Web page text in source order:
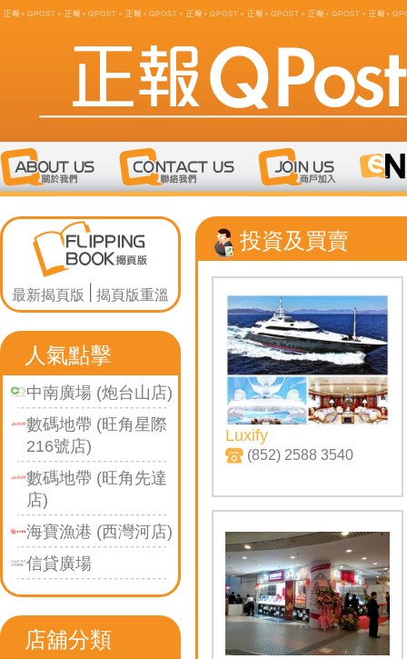
最新揭頁版 揭頁版重溫
人氣點擊
中南廣場 (炮台山店)
數碼地帶 (旺角星際
216號店)
數碼地帶 (旺角先達
店)
海寶漁港 (西灣河店)
信貸廣場
店舖分類
投資及買賣
Luxify
(852) 2588 3540